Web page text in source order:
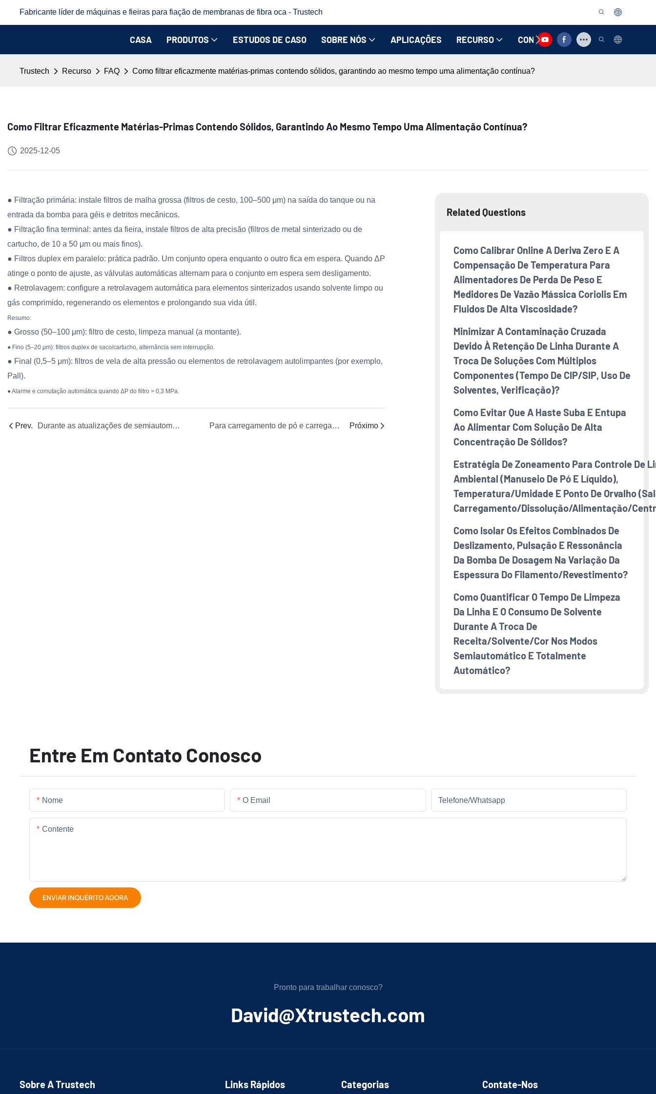
Fabricante líder de máquinas e fieiras para fiação de membranas de fibra oca - Trustech
CASA PRODUTOS ESTUDOS DE CASO SOBRE NÓS APLICAÇÕES RECURSO CONTATE-NOS
Trustech Recurso FAQ Como filtrar eficazmente matérias-primas contendo sólidos, garantindo ao mesmo tempo uma alimentação contínua?
Como Filtrar Eficazmente Matérias-Primas Contendo Sólidos, Garantindo Ao Mesmo Tempo Uma Alimentação Contínua?
2025-12-05
● Filtração primária: instale filtros de malha grossa (filtros de cesto, 100–500 μm) na saída do tanque ou na
entrada da bomba para géis e detritos mecânicos.
● Filtração fina terminal: antes da fieira, instale filtros de alta precisão (filtros de metal sinterizado ou de
cartucho, de 10 a 50 μm ou mais finos).
● Filtros duplex em paralelo: prática padrão. Um conjunto opera enquanto o outro fica em espera. Quando ΔP
atinge o ponto de ajuste, as válvulas automáticas alternam para o conjunto em espera sem desligamento.
● Retrolavagem: configure a retrolavagem automática para elementos sinterizados usando solvente limpo ou
gás comprimido, regenerando os elementos e prolongando sua vida útil.
Resumo:
● Grosso (50–100 μm): filtro de cesto, limpeza manual (a montante).
● Fino (5–20 μm): filtros duplex de saco/cartucho, alternância sem interrupção.
● Final (0,5–5 μm): filtros de vela de alta pressão ou elementos de retrolavagem autolimpantes (por exemplo,
Pall).
● Alarme e comutação automática quando ΔP do filtro > 0,3 MPa.
Prev. Durante as atualizações de semiautomação, como equilibrar custo e nível de automação para garantir o retorno do investimento? Para carregamento de pó e carregamento de líquidos de alta viscosidade, como definir os níveis de contenção e coleta de poeira? É necessário carregamento com pressão negativa e monitoramento local do LEL (Limite Inferior de Explosividade)? Próximo
Related Questions
Como Calibrar Online A Deriva Zero E A
Compensação De Temperatura Para
Alimentadores De Perda De Peso E
Medidores De Vazão Mássica Coriolis Em
Fluidos De Alta Viscosidade?
Minimizar A Contaminação Cruzada
Devido À Retenção De Linha Durante A
Troca De Soluções Com Múltiplos
Componentes (tempo De CIP/SIP, Uso De
Solventes, Verificação)?
Como Evitar Que A Haste Suba E Entupa
Ao Alimentar Com Solução De Alta
Concentração De Sólidos?
Estratégia De Zoneamento Para Controle De
Ambiental (manuseio De Pó E Líquido),
Temperatura/umidade E Ponto De Orvalho
Carregamento/dissolução/alimentação/
Como Isolar Os Efeitos Combinados De
Deslizamento, Pulsação E Ressonância
Da Bomba De Dosagem Na Variação Da
Espessura Do Filamento/revestimento?
Como Quantificar O Tempo De Limpeza
Da Linha E O Consumo De Solvente
Durante A Troca De
Receita/solvente/cor Nos Modos
Semiautomático E Totalmente
Automático?
Entre Em Contato Conosco
Nome O Email Telefone/whatsapp
Contente
ENVIAR INQUÉRITO AGORA
Pronto para trabalhar conosco?
﻿David@Xtrustech.com
Sobre A Trustech Links Rápidos Categorias Contate-Nos